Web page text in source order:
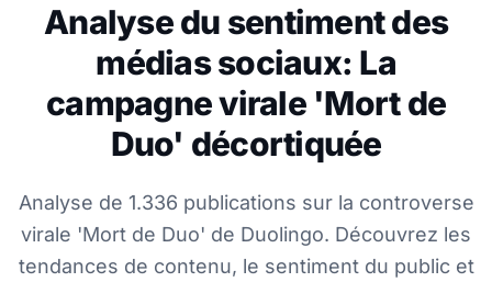
Analyse du sentiment des
médias sociaux: La
campagne virale 'Mort de
Duo' décortiquée
Analyse de 1.336 publications sur la controverse
virale 'Mort de Duo' de Duolingo. Découvrez les
tendances de contenu, le sentiment du public et